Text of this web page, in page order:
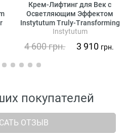
Крем-Лифтинг для Век с
Осветляющим Эффектом
Instytutum Truly-Transforming
Brightening Eye Cream
Instytutum
4 600грн. 3 910 грн.
покупателей
ОТЗЫВ